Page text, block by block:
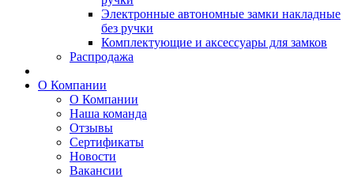
Электронные автономные замки накладные
без ручки
Комплектующие и аксессуары для замков
Распродажа
О Компании
О Компании
Наша команда
Отзывы
Сертификаты
Новости
Вакансии